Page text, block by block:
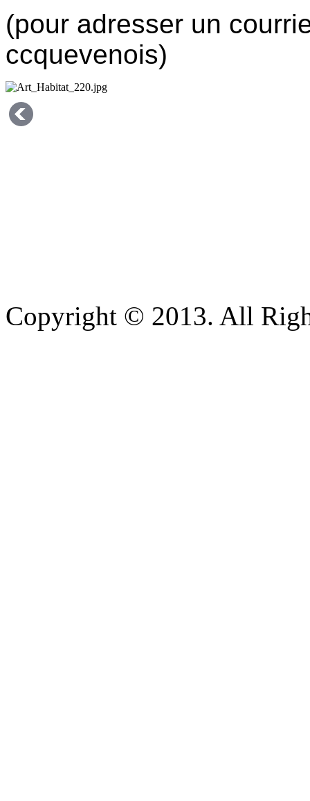
(pour adresser un
ccquevenois)
Copyright © 2013. All